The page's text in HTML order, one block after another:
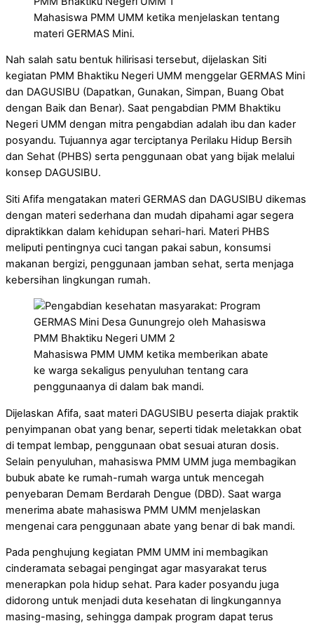
Mahasiswa PMM UMM ketika menjelaskan tentang
materi GERMAS Mini.
Nah salah satu bentuk hilirisasi tersebut, dijelaskan Siti
kegiatan PMM Bhaktiku Negeri UMM menggelar GERMAS Mini
dan DAGUSIBU (Dapatkan, Gunakan, Simpan, Buang Obat
dengan Baik dan Benar). Saat pengabdian PMM Bhaktiku
Negeri UMM dengan mitra pengabdian adalah ibu dan kader
posyandu. Tujuannya agar terciptanya Perilaku Hidup Bersih
dan Sehat (PHBS) serta penggunaan obat yang bijak melalui
konsep DAGUSIBU.
Siti Afifa mengatakan materi GERMAS dan DAGUSIBU dikemas
dengan materi sederhana dan mudah dipahami agar segera
dipraktikkan dalam kehidupan sehari-hari. Materi PHBS
meliputi pentingnya cuci tangan pakai sabun, konsumsi
makanan bergizi, penggunaan jamban sehat, serta menjaga
kebersihan lingkungan rumah.
Mahasiswa PMM UMM ketika memberikan abate
ke warga sekaligus penyuluhan tentang cara
penggunaanya di dalam bak mandi.
Dijelaskan Afifa, saat materi DAGUSIBU peserta diajak praktik
penyimpanan obat yang benar, seperti tidak meletakkan obat
di tempat lembap, penggunaan obat sesuai aturan dosis.
Selain penyuluhan, mahasiswa PMM UMM juga membagikan
bubuk abate ke rumah-rumah warga untuk mencegah
penyebaran Demam Berdarah Dengue (DBD). Saat warga
menerima abate mahasiswa PMM UMM menjelaskan
mengenai cara penggunaan abate yang benar di bak mandi.
Pada penghujung kegiatan PMM UMM ini membagikan
cinderamata sebagai pengingat agar masyarakat terus
menerapkan pola hidup sehat. Para kader posyandu juga
didorong untuk menjadi duta kesehatan di lingkungannya
masing-masing, sehingga dampak program dapat terus